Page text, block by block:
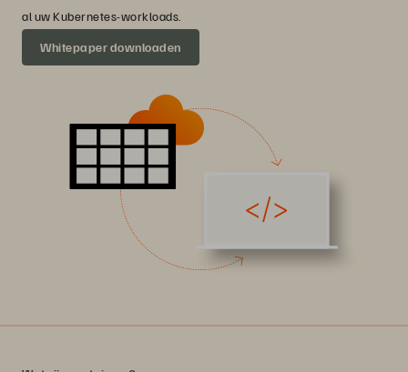
al uw Kubernetes-workloads.
Whitepaper downloaden